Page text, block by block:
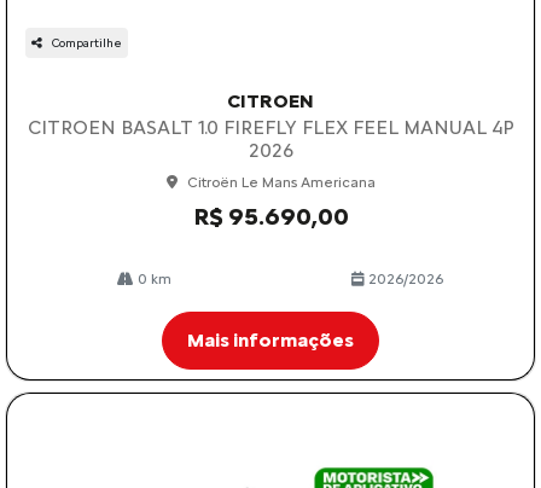
Compartilhe
CITROEN
CITROEN BASALT 1.0 FIREFLY FLEX FEEL MANUAL 4P
2026
Citroën Le Mans Americana
R$ 95.690,00
0 km 2026/2026
Mais informações